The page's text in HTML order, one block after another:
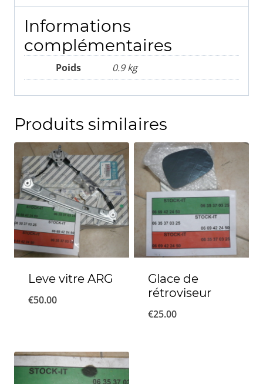
Informations
complémentaires
Poids 0.9 kg
Produits similaires
Leve vitre ARG
€50.00
Glace de
rétroviseur
€25.00